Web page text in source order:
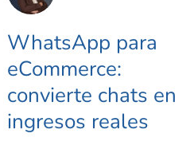
WhatsApp para
eCommerce:
convierte chats en
ingresos reales